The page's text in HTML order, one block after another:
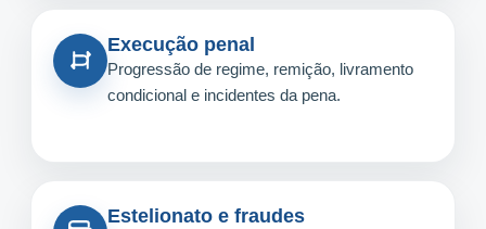
Execução penal
Progressão de regime, remição, livramento
condicional e incidentes da pena.
Estelionato e fraudes